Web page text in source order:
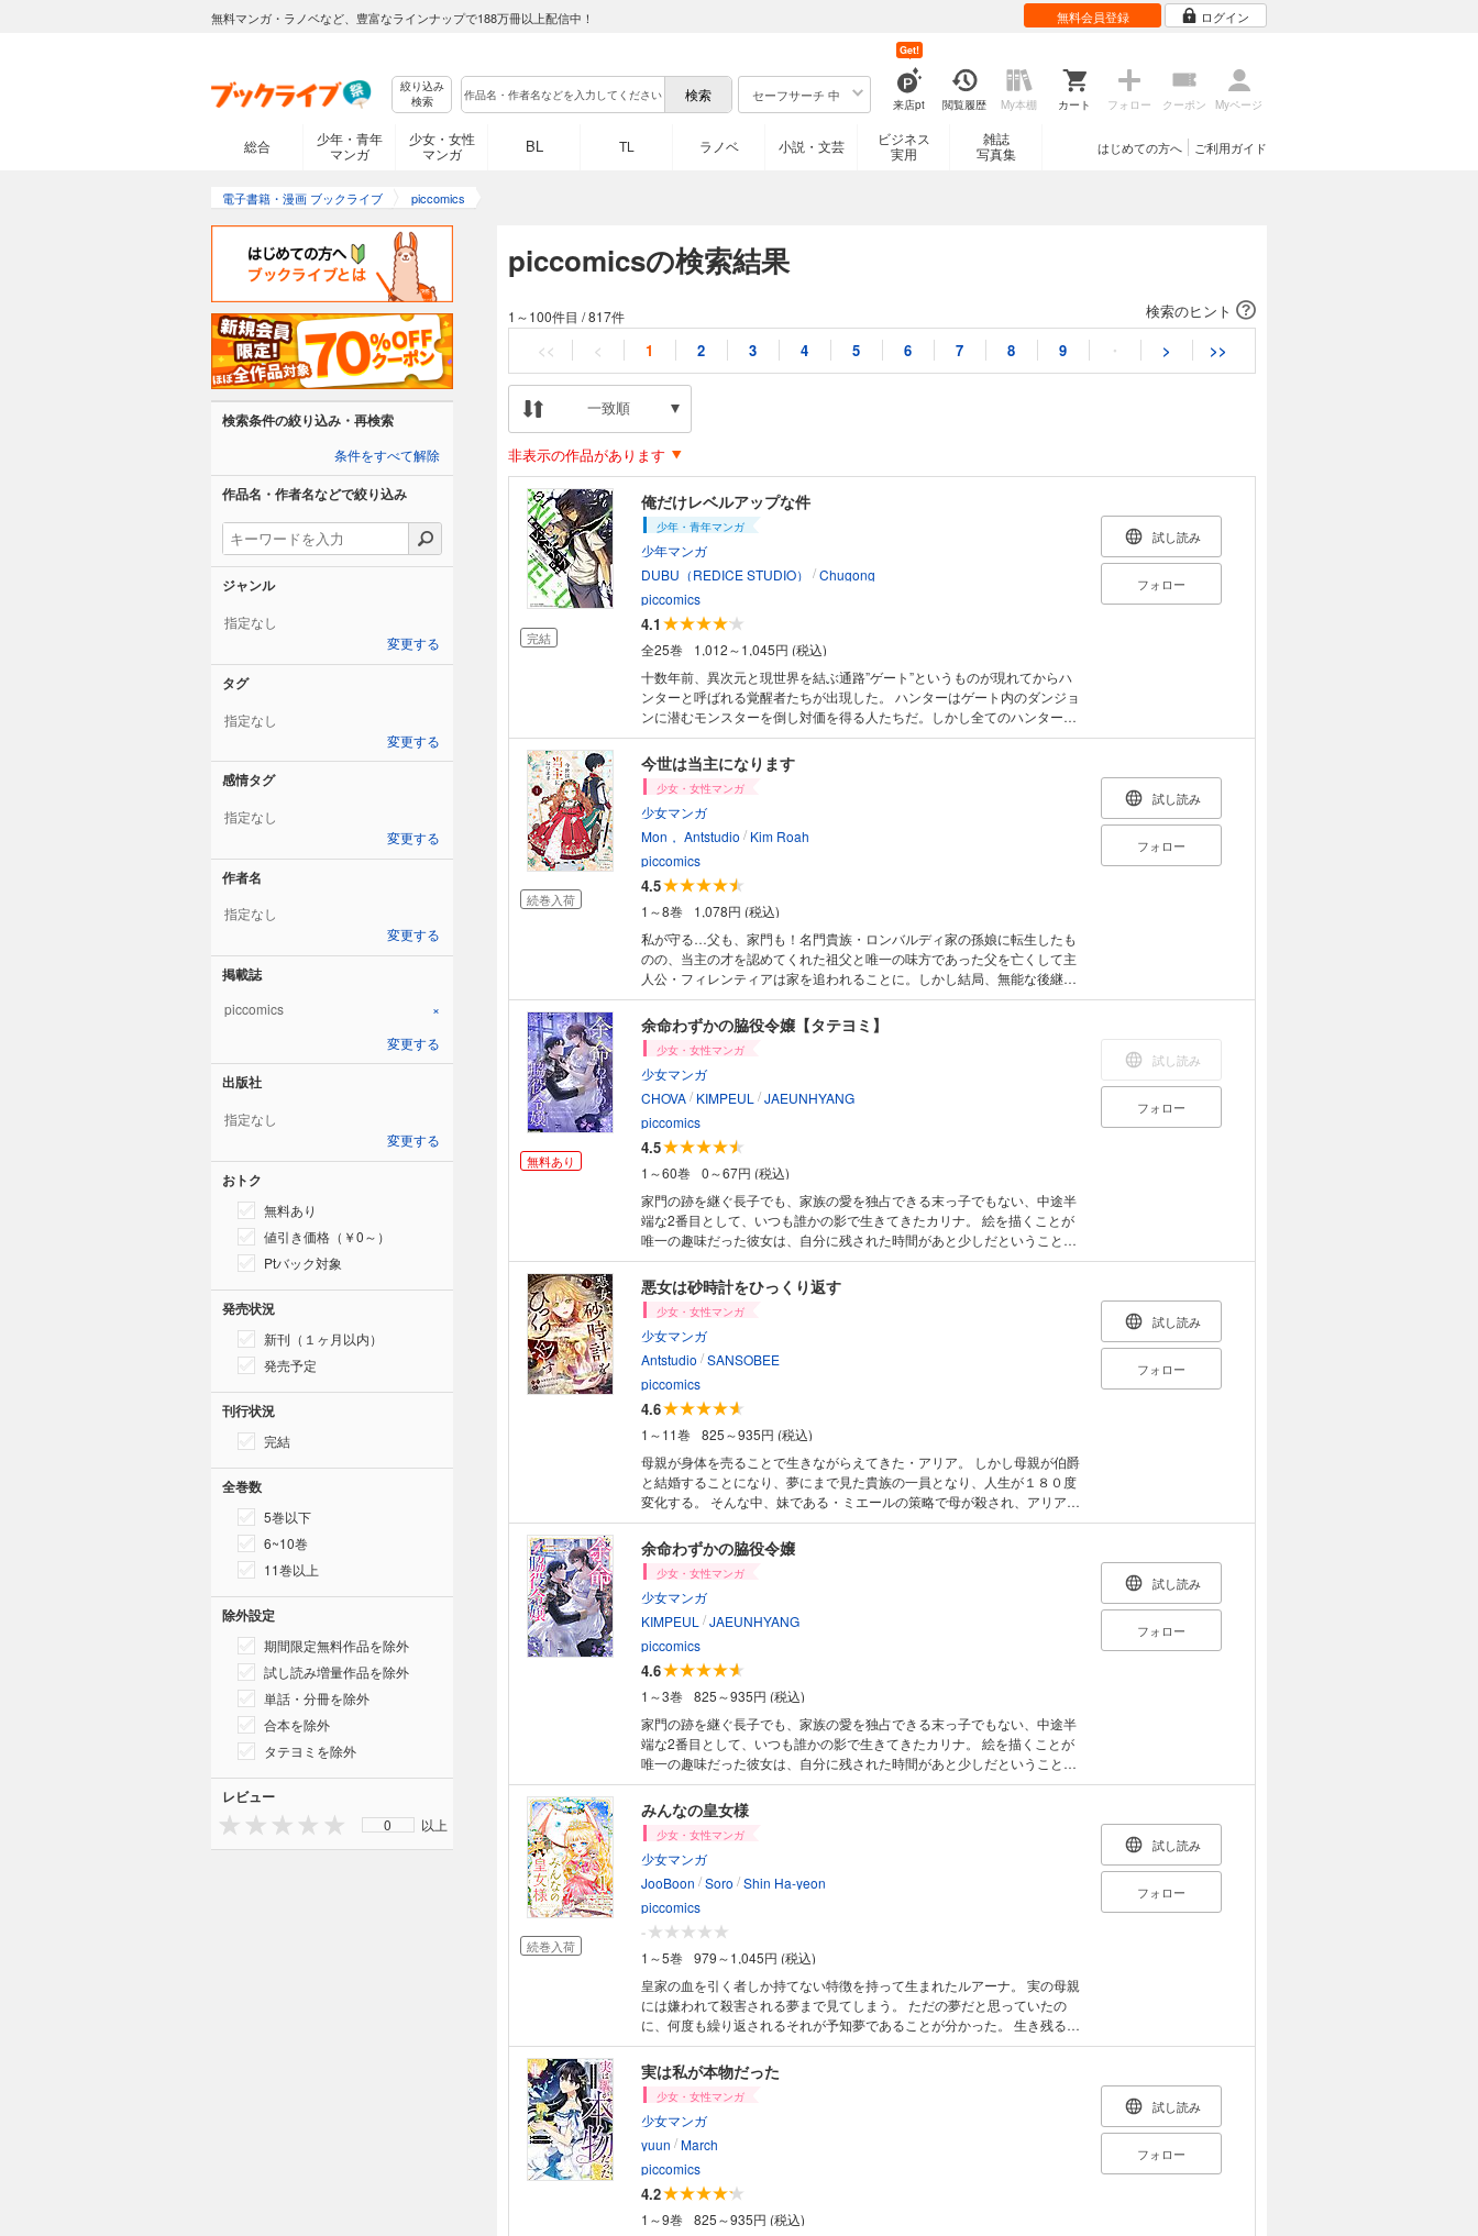
無料マンガ・ラノベなど、豊富なラインナップで188万冊以上配信中！ 無料会員登録 ログイン
絞り込み
検索
セーフサーチ 中
来店pt
Get!
閲覧履歴 My本棚 カート フォロー クーポン Myページ
総合
少年・青年
マンガ
少女・女性
マンガ
BL TL ラノベ 小説・文芸
ビジネス
実用
雑誌
写真集
ご利用ガイド
はじめての方へ
電子書籍・漫画 ブックライブ piccomics
piccomicsの検索結果
検索のヒント
1～100件目 /817件
<< < 1 2 3 4 5 6 7 8 9 ・ > >>
一致順
非表示の作品があります
完結
俺だけレベルアップな件
少年・青年マンガ
少年マンガ
DUBU（REDICE STUDIO） /Chugong
piccomics
4.1
全25巻
1,012～1,045円 (税込)
十数年前、異次元と現世界を結ぶ通路”ゲート”というものが現れてからハ
ンターと呼ばれる覚醒者たちが出現した。 ハンターはゲート内のダンジョ
ンに潜むモンスターを倒し対価を得る人たちだ。しかし全てのハンターが
強者とは限らない。 人類最弱兵器と呼ばれるE級ハンター「水篠 旬」 母
親の病院代を稼ぐため嫌々ながらハンターを続けている。 ある日、D級ダ
ンジョンに隠された高難易度の二重ダンジョンに遭遇した「旬」は死の直
前に特別な能力を授かる。 「旬」にだけ見えるデイリークエストウィンド
ウ…！？ 「旬」ひとりだけが知ってるレベルアップの秘密… 毎日届くク
エストをクリアし、モンスターを倒せばレベルアップする…！？ 果たして
「旬」ひとりのレベルアップはどこまで続くのかーー！！
試し読み
フォロー
続巻入荷
今世は当主になります
少女・女性マンガ
少女マンガ
Mon， Antstudio / Kim Roah
piccomics
4.5
1～8巻
1,078円 (税込)
私が守る…父も、家門も！名門貴族・ロンバルディ家の孫娘に転生したも
のの、当主の才を認めてくれた祖父と唯一の味方であった父を亡くして主
人公・フィレンティアは家を追われることに。しかし結局、無能な後継者
のせいで家門も没落してしまい…？そうして、失意のなか彼女の２度目の
人生は、幕を閉じたはずだった…が、再び７歳の自分に逆戻り!?大切な父
と家門を守るため、今世は当主になります――!!
試し読み
フォロー
無料あり
余命わずかの脇役令嬢【タテヨミ】
少女・女性マンガ
少女マンガ
CHOVA/ KIMPEUL /JAEUNHYANG
piccomics
4.5
1～60巻
0～67円 (税込)
家門の跡を継ぐ長子でも、家族の愛を独占できる末っ子でもない、中途半
端な2番目として、いつも誰かの影で生きてきたカリナ。 絵を描くことが
唯一の趣味だった彼女は、自分に残された時間があと少しだということを
知り、今まで交流もなかった婚約者に会いに行くことに。 婚約破棄の書類
を胸に抱いて… 「ここにいさせてください」 「正気か？」 「その代わ
り…婚約を破棄して差し上げます」 この時は思いもしなかった。あれほど
望んだ無償の愛と関心を彼がくれることになるなんて。 そのせいで、どう
でもよかった人生に未練を抱くことになるなんて…
試し読み
フォロー
悪女は砂時計をひっくり返す
少女・女性マンガ
少女マンガ
Antstudio /SANSOBEE
piccomics
4.6
1～11巻
825～935円 (税込)
母親が身体を売ることで生きながらえてきた・アリア。 しかし母親が伯爵
と結婚することになり、夢にまで見た貴族の一員となり、人生が１８０度
変化する。 そんな中、妹である・ミエールの策略で母が殺され、アリア自
身も死の一歩手前に…。 その刹那、謎の砂時計が発動し、アリアは過去へ
と飛んだ。 そしてアリアは決意する。ミエールを超える悪女になって生き
抜くことを――。
試し読み
フォロー
余命わずかの脇役令嬢
少女・女性マンガ
少女マンガ
KIMPEUL /JAEUNHYANG
piccomics
4.6
1～3巻
825～935円 (税込)
家門の跡を継ぐ長子でも、家族の愛を独占できる末っ子でもない、中途半
端な2番目として、いつも誰かの影で生きてきたカリナ。 絵を描くことが
唯一の趣味だった彼女は、自分に残された時間があと少しだということを
知り、今まで交流もなかった婚約者に会いに行くことに。 婚約破棄の書類
を胸に抱いて… 「ここにいさせてください」 「正気か？」 「その代わ
り…婚約を破棄して差し上げます」 この時は思いもしなかった。あれほど
望んだ無償の愛と関心を彼がくれることになるなんて。 そのせいで、どう
でもよかった人生に未練を抱くことになるなんて…
試し読み
フォロー
続巻入荷
みんなの皇女様
少女・女性マンガ
少女マンガ
JooBoon /Soro /Shin Ha-yeon
piccomics
-
1～5巻
979～1,045円 (税込)
皇家の血を引く者しか持てない特徴を持って生まれたルアーナ。 実の母親
には嫌われて殺害される夢まで見てしまう。 ただの夢だと思っていたの
に、何度も繰り返されるそれが予知夢であることが分かった。 生き残るた
めに夢とは違う選択をし、未来を変えることにするルアーナ。 助けを求め
て皇后に会うことにするが、出会ったのは彼女の腹違いの兄であり皇太子
のルドオンだった。 冷たいと思っていた彼はルアーナに手を差し伸べてく
れた… 嫌われた存在であったルアーナを優しく包み込んでくれる人々た
ち。 変わっていくルアーナの運命はどうなっていくのか──!?
試し読み
フォロー
実は私が本物だった
少女・女性マンガ
少女マンガ
yuun /March
piccomics
4.2
1～9巻
825～935円 (税込)
試し読み
フォロー
検索条件の絞り込み・再検索
条件をすべて解除
作品名・作者名などで絞り込み
ジャンル
指定なし
変更する
タグ
指定なし
変更する
感情タグ
指定なし
変更する
作者名
指定なし
変更する
掲載誌
piccomics ×
変更する
出版社
指定なし
変更する
おトク
無料あり
値引き価格（￥0～）
Ptバック対象
発売状況
新刊（１ヶ月以内）
発売予定
刊行状況
完結
全巻数
5巻以下
6~10巻
11巻以上
除外設定
期間限定無料作品を除外
試し読み増量作品を除外
単話・分冊を除外
合本を除外
タテヨミを除外
レビュー
0 以上